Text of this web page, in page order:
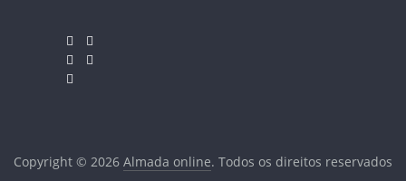
Copyright © 2026 Almada online. Todos os direitos reservados